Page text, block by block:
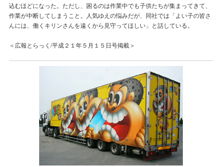
込むほどになった。ただし、困るのは作業中でも子供たちが集まってきて、
作業が中断してしまうこと。人気ゆえの悩みだが、同社では「よい子の皆さ
んには、働くキリンさんを遠くから見守ってほしい」と話している。
＜広報とらっく/平成２１年５月１５日号掲載＞